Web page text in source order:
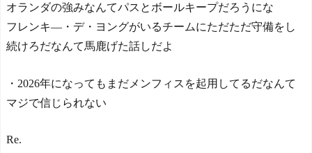
オランダの強みなんてパスとボールキープだろうにな
フレンキ―・デ・ヨングがいるチームにただただ守備をし
続けろだなんて馬鹿げた話しだよ
・2026年になってもまだメンフィスを起用してるだなんて
マジで信じられない
Re.